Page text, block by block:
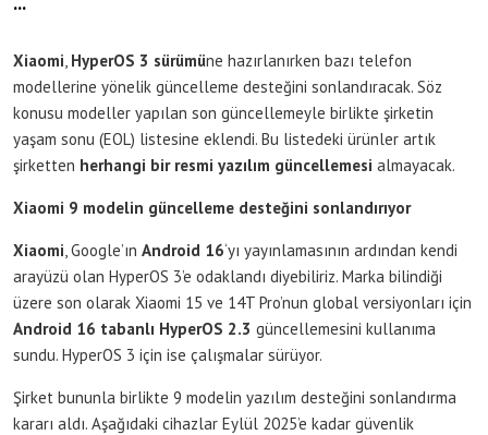
Xiaomi HyperOS 3 sürümüne hazırlanırken bazı telefon
modellerine yönelik güncelleme desteğini sonlandıracak. Söz
konusu modeller yapılan son güncellemeyle birlikte şirketin
yaşam sonu (EOL) listesine eklendi. Bu listedeki ürünler artık
şirketten herhangi bir resmi yazılım güncellemesi almayacak.
Xiaomi 9 modelin güncelleme desteğini sonlandırıyor
Xiaomi , Google’ın Android 16‘yı yayınlamasının ardından kendi
arayüzü olan HyperOS 3’e odaklandı diyebiliriz. Marka bilindiği
üzere son olarak Xiaomi 15 ve 14T Pro’nun global versiyonları için
Android 16 tabanlı HyperOS 2.3 güncellemesini kullanıma
sundu. HyperOS 3 için ise çalışmalar sürüyor.
Şirket bununla birlikte 9 modelin yazılım desteğini sonlandırma
kararı aldı. Aşağıdaki cihazlar Eylül 2025’e kadar güvenlik